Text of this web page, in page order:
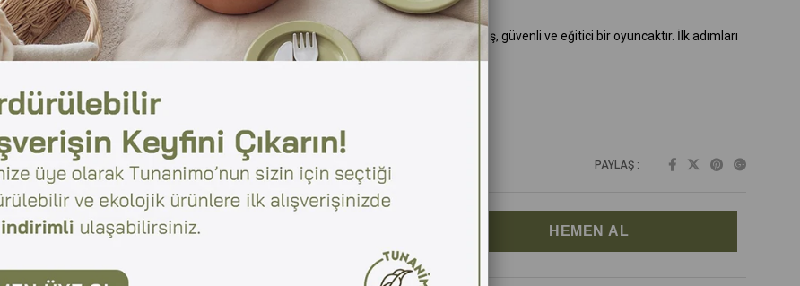
Trio Stroller İlk Adım Yürüteç ve Oyuncak Bebek Arabası
Trio Stroller İlk Adım Yürüteç ve Oyuncak Bebek Arabası, %100 doğal ahşaptan üretilmiş, güvenli ve eğitici bir oyuncaktır. İlk adımları
destekleyen şık tasarımıyla şimdi keşfedin!
₺1.949,00
₺1.949,00
PAYLAŞ :